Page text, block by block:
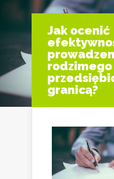
Jak ocenić
rodzimego
granicą?